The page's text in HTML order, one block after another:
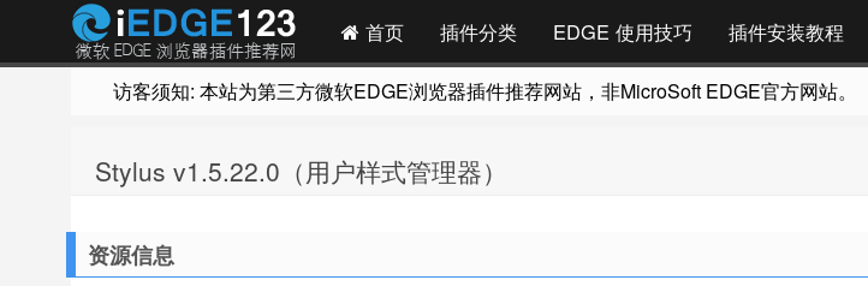
首页 插件分类 EDGE 使用技巧 插件安装教程
访客须知: 本站为第三方微软EDGE浏览器插件推荐网站，非MicroSoft EDGE官方网站。
Stylus v1.5.22.0（用户样式管理器）
资源信息